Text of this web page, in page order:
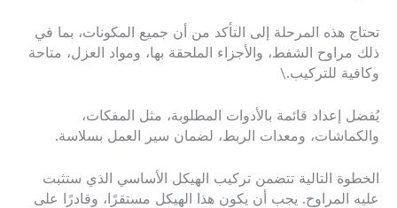
تحتاج هذه المرحلة إلى التأكد من أن جميع المكونات، بما في
ذلك مراوح الشفط، والأجزاء الملحقة بها، ومواد العزل، متاحة
وكافية للتركيب.\
يُفضل إعداد قائمة بالأدوات المطلوبة، مثل المفكات،
والكماشات، ومعدات الربط، لضمان سير العمل بسلاسة.
الخطوة التالية تتضمن تركيب الهيكل الأساسي الذي ستثبت
عليه المراوح. يجب أن يكون هذا الهيكل مستقرًا، وقادرًا على